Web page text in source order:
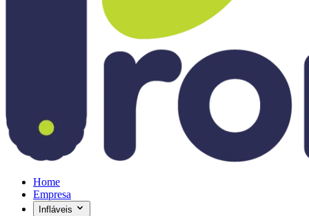
Home
Empresa
Infláveis